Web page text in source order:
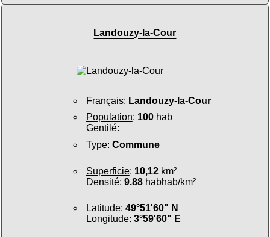
Landouzy-la-Cour
Français: Landouzy-la-Cour
Population: 100hab
Gentilé:
Type: Commune
Superficie: 10,12km²
Densité: 9.88habhab/km²
Latitude: 49°51'60" N
Longitude: 3°59'60" E